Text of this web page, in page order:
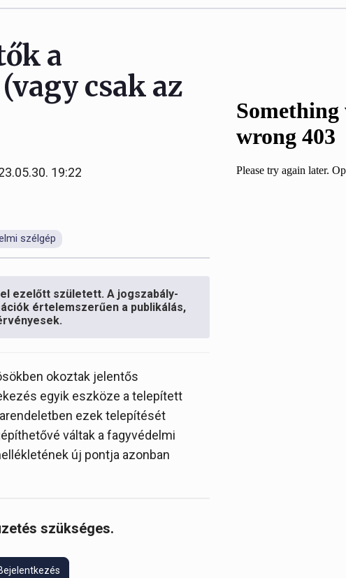
a
csak az
19:22
szélgép
ezelőtt született. A jogszabály-
értelemszerűen a publikálás,
okoztak jelentős
egyik eszköze a telepített
ezek telepítését
váltak a fagyvédelmi
új pontja azonban
szükséges.